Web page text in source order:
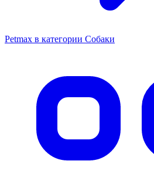
Petmax в категории Собаки